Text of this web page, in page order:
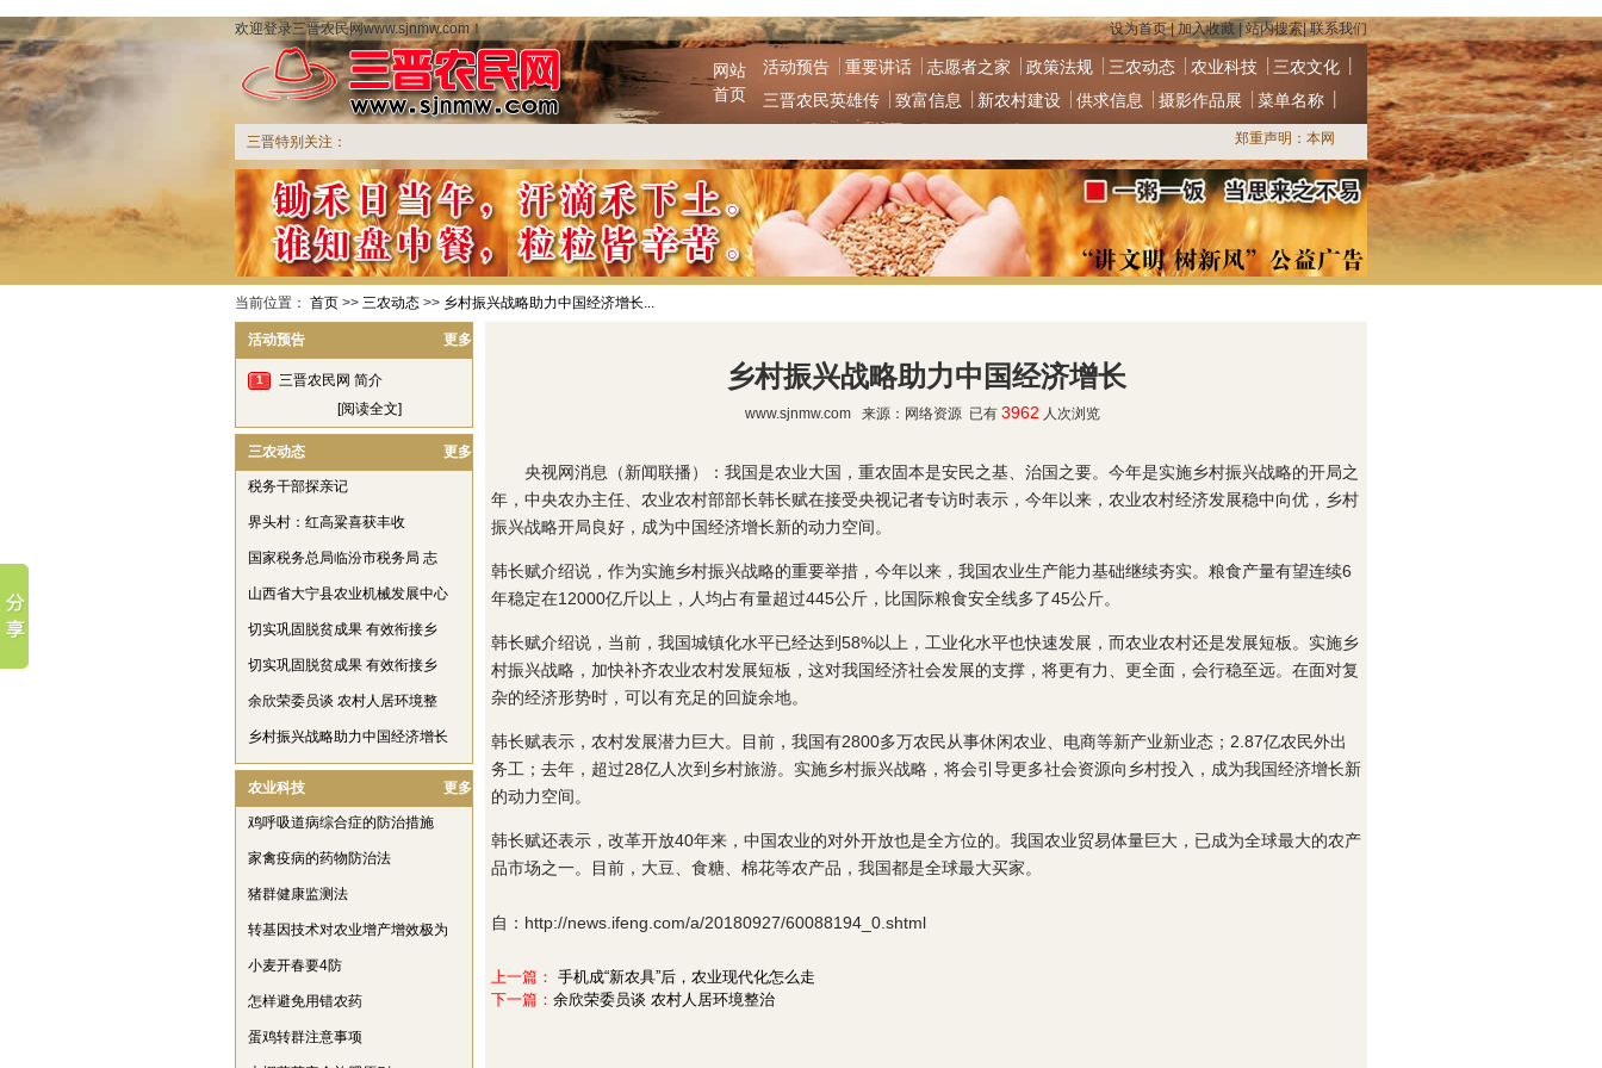
欢迎登录三晋农民网www.sjnmw.com！ 设为首页 | 加入收藏 | 站内搜索| 联系我们
网站
首页
活动预告 重要讲话 志愿者之家 政策法规 三农动态 农业科技
三农文化
三晋农民英雄传
致富信息 新农村建设 供求信息 摄影作品展 菜单名称
三晋特别关注： 郑重声明：本网站为面向社会、面向“三农”的公益性网站
当前位置： 首页 >> 三农动态 >> 乡村振兴战略助力中国经济增长...
活动预告 更多
1
三晋农民网 简介
[阅读全文]
三农动态 更多
税务干部探亲记
界头村：红高粱喜获丰收
国家税务总局临汾市税务局 志
山西省大宁县农业机械发展中心
切实巩固脱贫成果 有效衔接乡
切实巩固脱贫成果 有效衔接乡
余欣荣委员谈 农村人居环境整
乡村振兴战略助力中国经济增长
农业科技 更多
鸡呼吸道病综合症的防治措施
家禽疫病的药物防治法
猪群健康监测法
转基因技术对农业增产增效极为
小麦开春要4防
怎样避免用错农药
蛋鸡转群注意事项
乡村振兴战略助力中国经济增长
www.sjnmw.com 来源：网络资源 已有 3962 人次浏览
央视网消息（新闻联播）：我国是农业大国，重农固本是安民之基、治国之要。今年是实施乡村振兴战略的开局之
年，中央农办主任、农业农村部部长韩长赋在接受央视记者专访时表示，今年以来，农业农村经济发展稳中向优，乡村
振兴战略开局良好，成为中国经济增长新的动力空间。
韩长赋介绍说，作为实施乡村振兴战略的重要举措，今年以来，我国农业生产能力基础继续夯实。粮食产量有望连续6
年稳定在12000亿斤以上，人均占有量超过445公斤，比国际粮食安全线多了45公斤。
韩长赋介绍说，当前，我国城镇化水平已经达到58%以上，工业化水平也快速发展，而农业农村还是发展短板。实施乡
村振兴战略，加快补齐农业农村发展短板，这对我国经济社会发展的支撑，将更有力、更全面，会行稳至远。在面对复
杂的经济形势时，可以有充足的回旋余地。
韩长赋表示，农村发展潜力巨大。目前，我国有2800多万农民从事休闲农业、电商等新产业新业态；2.87亿农民外出
务工；去年，超过28亿人次到乡村旅游。实施乡村振兴战略，将会引导更多社会资源向乡村投入，成为我国经济增长新
的动力空间。
韩长赋还表示，改革开放40年来，中国农业的对外开放也是全方位的。我国农业贸易体量巨大，已成为全球最大的农产
品市场之一。目前，大豆、食糖、棉花等农产品，我国都是全球最大买家。
自：http://news.ifeng.com/a/20180927/60088194_0.shtml
上一篇： 手机成“新农具”后，农业现代化怎么走
下一篇： 余欣荣委员谈 农村人居环境整治